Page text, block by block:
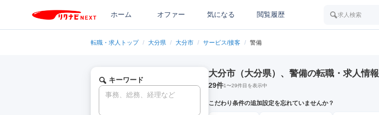
ホーム オファー 気になる 閲覧履歴 求人検索
転職・求人トップ / 大分県 / 大分市 / サービス/接客 / 警備
キーワード
大分市（大分県）、警備の転職・求人情報
29件1〜29件目を表示中
こだわり条件の追加設定を忘れていませんか？